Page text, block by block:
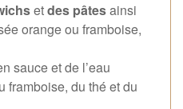
etdes pâtesainsi
orange ou framboise,
sauce et de l’eau
framboise, du thé et du